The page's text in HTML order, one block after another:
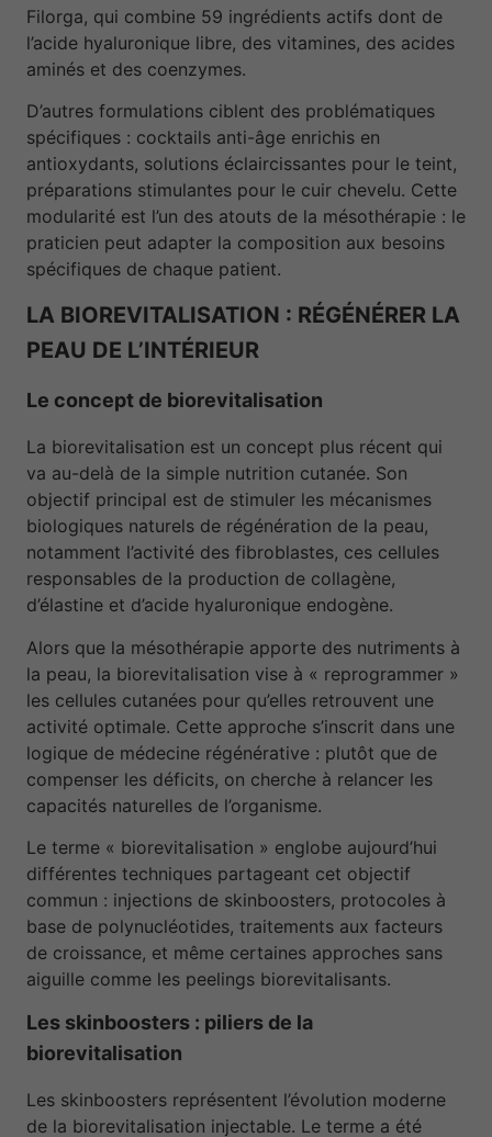
Filorga, qui combine 59 ingrédients actifs dont de
l’acide hyaluronique libre, des vitamines, des acides
aminés et des coenzymes.
D’autres formulations ciblent des problématiques
spécifiques : cocktails anti-âge enrichis en
antioxydants, solutions éclaircissantes pour le teint,
préparations stimulantes pour le cuir chevelu. Cette
modularité est l’un des atouts de la mésothérapie : le
praticien peut adapter la composition aux besoins
spécifiques de chaque patient.
LA BIOREVITALISATION : RÉGÉNÉRER LA
PEAU DE L’INTÉRIEUR
Le concept de biorevitalisation
La biorevitalisation est un concept plus récent qui
va au-delà de la simple nutrition cutanée. Son
objectif principal est de stimuler les mécanismes
biologiques naturels de régénération de la peau,
notamment l’activité des fibroblastes, ces cellules
responsables de la production de collagène,
d’élastine et d’acide hyaluronique endogène.
Alors que la mésothérapie apporte des nutriments à
la peau, la biorevitalisation vise à « reprogrammer »
les cellules cutanées pour qu’elles retrouvent une
activité optimale. Cette approche s’inscrit dans une
logique de médecine régénérative : plutôt que de
compenser les déficits, on cherche à relancer les
capacités naturelles de l’organisme.
Le terme « biorevitalisation » englobe aujourd’hui
différentes techniques partageant cet objectif
commun : injections de skinboosters, protocoles à
base de polynucléotides, traitements aux facteurs
de croissance, et même certaines approches sans
aiguille comme les peelings biorevitalisants.
Les skinboosters : piliers de la
biorevitalisation
Les skinboosters représentent l’évolution moderne
de la biorevitalisation injectable. Le terme a été